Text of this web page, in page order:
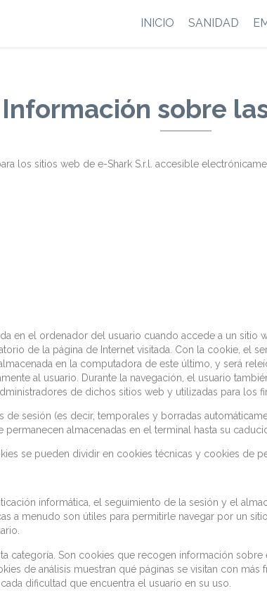
INICIO SANIDAD
Información sobre
los sitios web de e-Shark S.r.l. accesible
en el ordenador del usuario cuando accede a un
de la página de Internet visitada. Con la cookie, el
en la computadora de este último, y será
al usuario. Durante la navegación, el usuario
de dichos sitios web y utilizadas para los
sesión (es decir, temporales y borradas
almacenadas en el terminal hasta su
se pueden dividir en cookies técnicas y cookies de
informática, el seguimiento de la sesión y el
a menudo son útiles para permitirle navegar por un
categoría. Son cookies que recogen información
de análisis muestran qué páginas se visitan con
dificultad que encuentra el usuario en su uso.